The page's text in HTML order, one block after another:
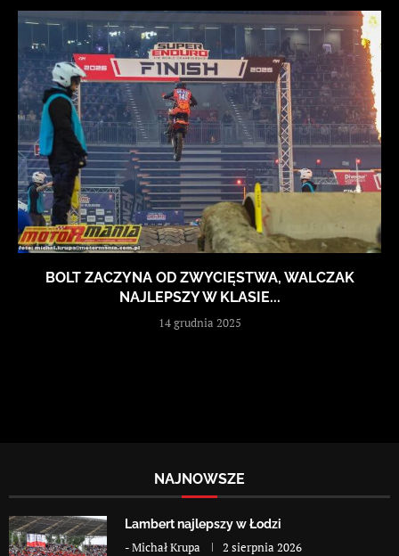
BOLT ZACZYNA OD ZWYCIĘSTWA, WALCZAK
NAJLEPSZY W KLASIE...
14 grudnia 2025
NAJNOWSZE
Lambert najlepszy w Łodzi
-Michał Krupa 2 sierpnia 2026